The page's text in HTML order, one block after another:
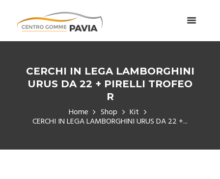
CERCHI IN LEGA LAMBORGHINI
URUS DA 22 + PIRELLI TROFEO
R
Home Shop Kit
CERCHI IN LEGA LAMBORGHINI URUS DA 22 +...